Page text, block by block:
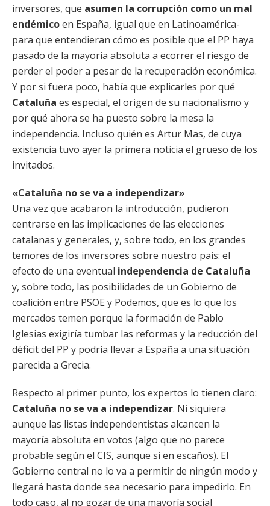
inversores, que asumen la corrupción como un mal
endémicoen España, igual que en Latinoamérica-
para que entendieran cómo es posible que el PP haya
pasado de la mayoría absoluta a ecorrer el riesgo de
perder el poder a pesar de la recuperación económica.
Y por si fuera poco, había que explicarles por qué
Cataluña es especial, el origen de su nacionalismo y
por qué ahora se ha puesto sobre la mesa la
independencia. Incluso quién es Artur Mas, de cuya
existencia tuvo ayer la primera noticia el grueso de los
invitados.
«Cataluña no se va a independizar»
Una vez que acabaron la introducción, pudieron
centrarse en las implicaciones de las elecciones
catalanas y generales, y, sobre todo, en los grandes
temores de los inversores sobre nuestro país: el
efecto de una eventual independencia de Cataluña
y, sobre todo, las posibilidades de un Gobierno de
coalición entre PSOE y Podemos, que es lo que los
mercados temen porque la formación de Pablo
Iglesias exigiría tumbar las reformas y la reducción del
déficit del PP y podría llevar a España a una situación
parecida a Grecia.
Respecto al primer punto, los expertos lo tienen claro:
Cataluña no se va a independizar. Ni siquiera
aunque las listas independentistas alcancen la
mayoría absoluta en votos (algo que no parece
probable según el CIS, aunque sí en escaños). El
Gobierno central no lo va a permitir de ningún modo y
llegará hasta donde sea necesario para impedirlo. En
todo caso, al no gozar de una mayoría social